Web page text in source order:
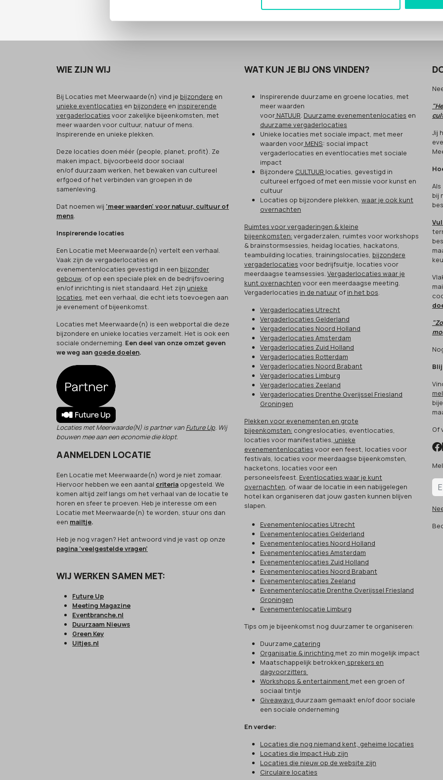
WIE ZIJN WIJ
Bij Locaties met Meerwaarde(n) vind je bijzondere en
unieke eventlocaties en bijzondere en inspirerende
vergaderlocaties voor zakelijke bijeenkomsten, met
meer waarden voor cultuur, natuur of mens.
Inspirerende en unieke plekken.
Deze locaties doen méér (people, planet, profit). Ze
maken impact, bijvoorbeeld door sociaal
en/of duurzaam werken, het bewaken van cultureel
erfgoed of het verbinden van groepen in de
samenleving.
Dat noemen wij 'meer waarden' voor natuur, cultuur of
mens.
Inspirerende locaties
Een Locatie met Meerwaarde(n) vertelt een verhaal.
Vaak zijn de vergaderlocaties en
evenementenlocaties gevestigd in een bijzonder
gebouw, of op een speciale plek en de bedrijfsvoering
en/of inrichting is niet standaard. Het zijn unieke
locaties, met een verhaal, die echt iets toevoegen aan
je evenement of bijeenkomst.
Locaties met Meerwaarde(n) is een webportal die deze
bijzondere en unieke locaties verzamelt. Het is ook een
sociale onderneming. Een deel van onze omzet geven
we weg aan goede doelen.
Locaties met Meerwaarde(N) is partner van Future Up. Wij
bouwen mee aan een economie die klopt.
AANMELDEN LOCATIE
Een Locatie met Meerwaarde(n) word je niet zomaar.
Hiervoor hebben we een aantal criteria opgesteld. We
komen altijd zelf langs om het verhaal van de locatie te
horen en sfeer te proeven. Heb je interesse om een
Locatie met Meerwaarde(n) te worden, stuur ons dan
een mailtje.
Heb je nog vragen? Het antwoord vind je vast op onze
pagina 'veelgestelde vragen'
WIJ WERKEN SAMEN MET:
Future Up
Meeting Magazine
Eventbranche.nl
Duurzaam Nieuws
Green Key
Uitjes.nl
WAT KUN JE BIJ ONS VINDEN?
Inspirerende duurzame en groene locaties, met
meer waarden
voor NATUUR. Duurzame evenementenlocaties en
duurzame vergaderlocaties
Unieke locaties met sociale impact, met meer
waarden voor MENS: social impact
vergaderlocaties en eventlocaties met sociale
impact
Bijzondere CULTUUR locaties, gevestigd in
cultureel erfgoed of met een missie voor kunst en
cultuur
Locaties op bijzondere plekken, waar je ook kunt
overnachten
Ruimtes voor vergaderingen & kleine
bijeenkomsten: vergaderzalen, ruimtes voor workshops
& brainstormsessies, heidag locaties, hackatons,
teambuilding locaties, trainingslocaties, bijzondere
vergaderlocaties voor bedrijfsuitje, locaties voor
meerdaagse teamsessies. Vergaderlocaties waar je
kunt overnachten voor een meerdaagse meeting.
Vergaderlocaties in de natuur of in het bos.
Vergaderlocaties Utrecht
Vergaderlocaties Gelderland
Vergaderlocaties Noord Holland
Vergaderlocaties Amsterdam
Vergaderlocaties Zuid Holland
Vergaderlocaties Rotterdam
Vergaderlocaties Noord Brabant
Vergaderlocaties Limburg
Vergaderlocaties Zeeland
Vergaderlocaties Drenthe Overijssel Friesland
Groningen
Plekken voor evenementen en grote
bijeenkomsten: congreslocaties, eventlocaties,
locaties voor manifestaties, unieke
evenementenlocaties voor een feest, locaties voor
festivals, locaties voor meerdaagse bijeenkomsten,
hacketons, locaties voor een
personeelsfeest. Eventlocaties waar je kunt
overnachten, of waar de locatie in een nabijgelegen
hotel kan organiseren dat jouw gasten kunnen blijven
slapen.
Evenementenlocaties Utrecht
Evenementenlocaties Gelderland
Evenementenlocaties Noord Holland
Evenementenlocaties Amsterdam
Evenementenlocaties Zuid Holland
Evenementenlocaties Noord Brabant
Evenementenlocaties Zeeland
Evenementenlocatie Drenthe Overijssel Friesland
Groningen
Evenementenlocatie Limburg
Tips om je bijeenkomst nog duurzamer te organiseren:
Duurzame catering
Organisatie & inrichting met zo min mogelijk impact
Maatschappelijk betrokken sprekers en
dagvoorzitters
Workshops & entertainment met een groen of
sociaal tintje
Giveaways duurzaam gemaakt en/of door sociale
een sociale onderneming
En verder:
Locaties die nog niemand kent, geheime locaties
Locaties die Impact Hub zijn
Locaties die nieuw op de website zijn
Circulaire locaties
Jij
bij
Of